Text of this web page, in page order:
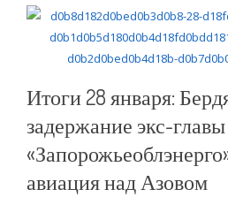
Итоги 28 января:
задержание экс-главы
авиация над Азовом